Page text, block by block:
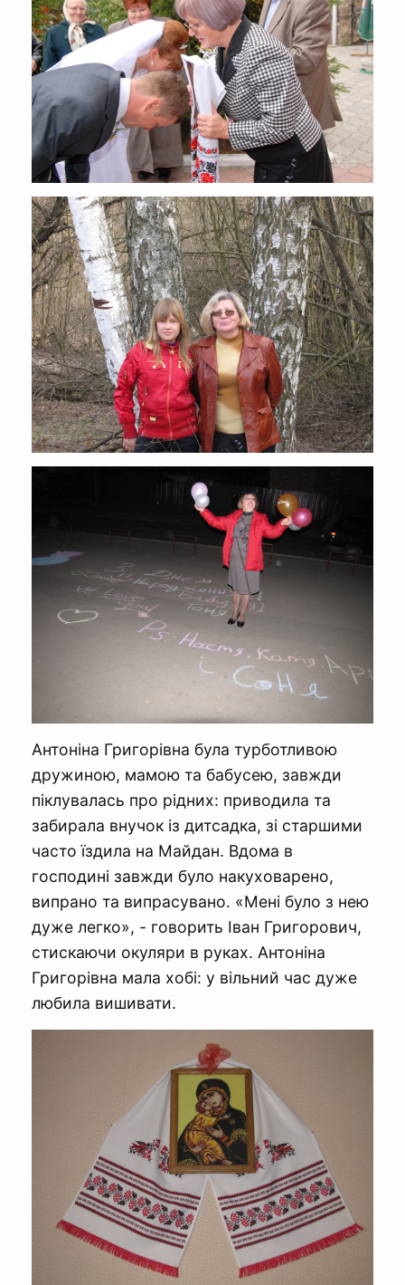
Антоніна Григорівна була турботливою
дружиною, мамою та бабусею, завжди
піклувалась про рідних: приводила та
забирала внучок із дитсадка, зі старшими
часто їздила на Майдан. Вдома в
господині завжди було накуховарено,
випрано та випрасувано. «Мені було з нею
дуже легко», - говорить Іван Григорович,
стискаючи окуляри в руках. Антоніна
Григорівна мала хобі: у вільний час дуже
любила вишивати.